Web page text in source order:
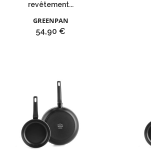
revêtement...
GREENPAN
Prix
54,90 €